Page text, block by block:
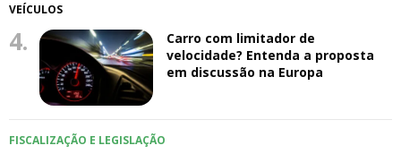
VEÍCULOS
4.
Carro com limitador de
velocidade? Entenda a proposta
em discussão na Europa
FISCALIZAÇÃO E LEGISLAÇÃO